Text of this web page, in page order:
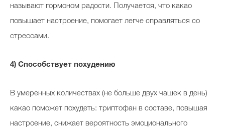
называют гормоном радости. Получается, что какао
повышает настроение, помогает легче справляться со
стрессами.
4) Способствует похудению
В умеренных количествах (не больше двух чашек в день)
какао поможет похудеть: триптофан в составе, повышая
настроение, снижает вероятность эмоционального